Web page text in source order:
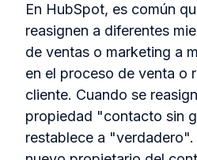
En HubSpot, es común
reasignen a diferentes
de ventas o marketing a
en el proceso de venta o
cliente. Cuando se
propiedad "contacto sin
restablece a